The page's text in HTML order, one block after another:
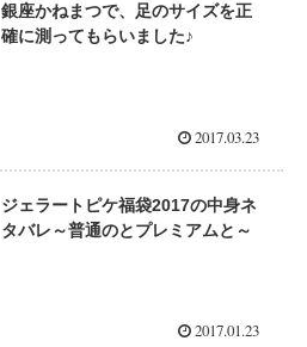
銀座かねまつで、足のサイズを正
確に測ってもらいました♪
2017.03.23
ジェラートピケ福袋2017の中身ネ
タバレ～普通のとプレミアムと～
2017.01.23